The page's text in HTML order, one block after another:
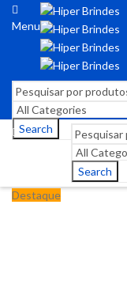
Menu
Search
Search
Destaque